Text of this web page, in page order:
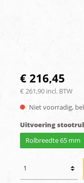
€ 216,45
€ 261,90 incl. BTW
Niet voorradig,
Uitvoering
Rolbreedte 65 mm